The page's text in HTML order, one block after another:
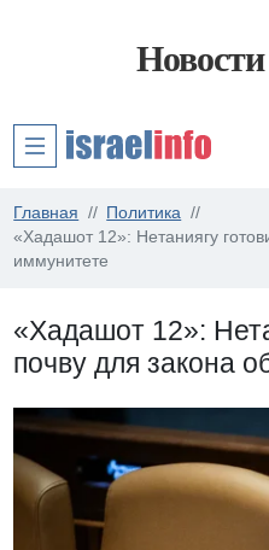
Главная
Политика
«Хадашот 12»: Нетаниягу
иммунитете
«Хадашот 12»:
почву для закона